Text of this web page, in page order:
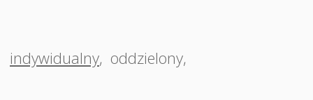
indywidualny, oddzielony,